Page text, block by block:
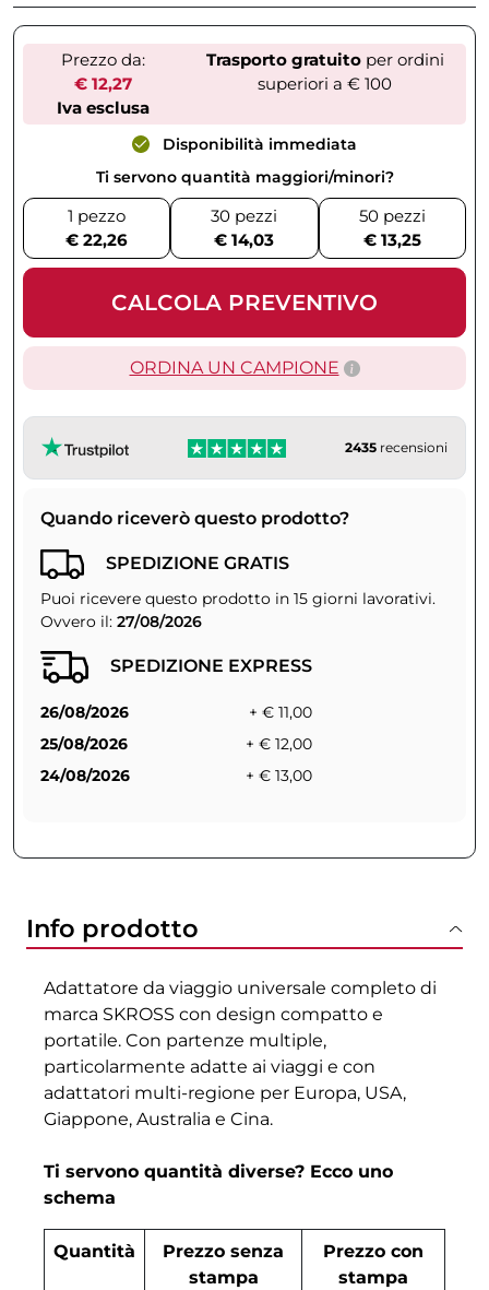
Prezzo da:
€ 12,27
Iva esclusa
Trasporto gratuitoper ordini
superiori a € 100
Disponibilità immediata
Ti servono quantità maggiori/minori?
1 pezzo
€ 22,26
30 pezzi
€ 14,03
50 pezzi
€ 13,25
CALCOLA PREVENTIVO
ORDINA UN CAMPIONE
2435 recensioni
Quando riceverò questo prodotto?
SPEDIZIONE GRATIS
Puoi ricevere questo prodotto in 15 giorni lavorativi.
Ovvero il: 27/08/2026
SPEDIZIONE EXPRESS
26/08/2026
+ € 11,00
25/08/2026
+ € 12,00
24/08/2026
+ € 13,00
Info prodotto
Adattatore da viaggio universale completo di
marca SKROSS con design compatto e
portatile. Con partenze multiple,
particolarmente adatte ai viaggi e con
adattatori multi-regione per Europa, USA,
Giappone, Australia e Cina.
Ti servono quantità diverse? Ecco uno
schema
Quantità
Prezzo senza
stampa
Prezzo con
stampa